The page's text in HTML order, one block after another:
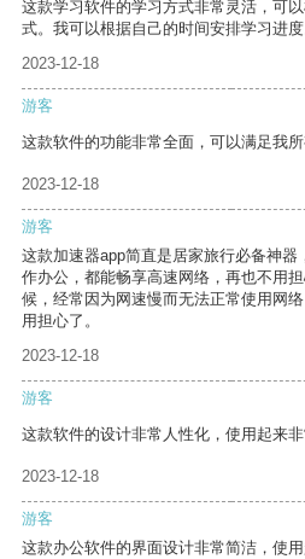
这款学习软件的学习方式非常灵活，可
式。我可以根据自己的时间安排学习进度
2023-12-18
游客
这款软件的功能非常全面，可以满足我所
2023-12-18
游客
这款加速器app简直是居家旅行必备神
作办公，都能畅享高速网络，再也不用
候，经常因为网速慢而无法正常使用网
用担心了。
2023-12-18
游客
这款软件的设计非常人性化，使用起来非
2023-12-18
游客
这款办公软件的界面设计非常简洁，使